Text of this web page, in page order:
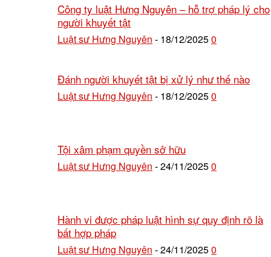
Công ty luật Hưng Nguyên – hỗ trợ pháp lý cho
người khuyết tật
Luật sư Hưng Nguyên - 18/12/20250
Đánh người khuyết tật bị xử lý như thế nào
Luật sư Hưng Nguyên - 18/12/20250
Tội xâm phạm quyền sở hữu
Luật sư Hưng Nguyên - 24/11/20250
Hành vi được pháp luật hình sự quy định rõ là
bất hợp pháp
Luật sư Hưng Nguyên - 24/11/20250